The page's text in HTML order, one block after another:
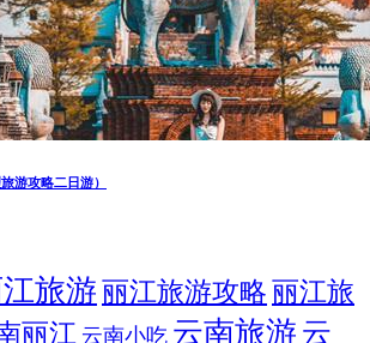
游攻略二日游）
旅游 丽江旅游攻略 丽江旅
丽江 云南小吃 云南旅游 云